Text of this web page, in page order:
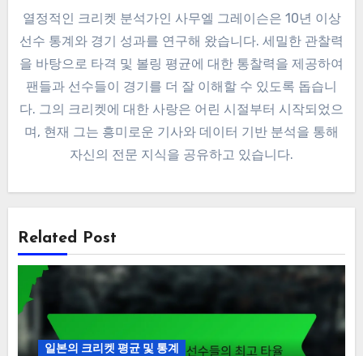
열정적인 크리켓 분석가인 사무엘 그레이슨은 10년 이상
선수 통계와 경기 성과를 연구해 왔습니다. 세밀한 관찰력
을 바탕으로 타격 및 볼링 평균에 대한 통찰력을 제공하여
팬들과 선수들이 경기를 더 잘 이해할 수 있도록 돕습니
다. 그의 크리켓에 대한 사랑은 어린 시절부터 시작되었으
며, 현재 그는 흥미로운 기사와 데이터 기반 분석을 통해
자신의 전문 지식을 공유하고 있습니다.
Related Post
일본의 크리켓 평균 및 통계